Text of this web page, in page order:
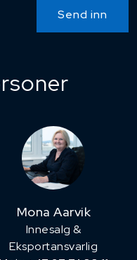
Send inn
Mona Aarvik
Innesalg &
Eksportansvarlig